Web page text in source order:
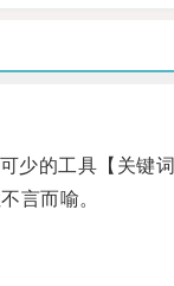
的工具【关键词
言而喻。